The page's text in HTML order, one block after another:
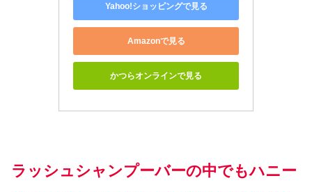
Yahoo!ショッピングで見る
Amazonで見る
かつらオンラインで見る
ラッシュシャンプーバーの中でもハニー